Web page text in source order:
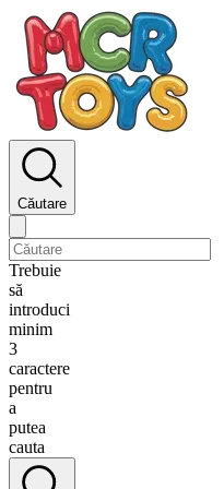
Căutare
Trebuie
să
introduci
minim
3
caractere
pentru
a
putea
cauta